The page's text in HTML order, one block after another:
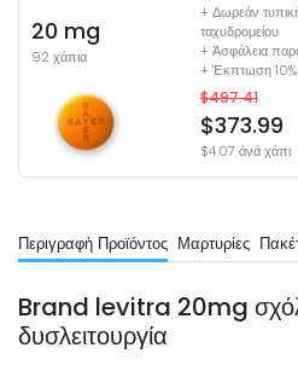
20 mg
92 χάπια
+ Δωρεάν
ταχυδρομείου
+ Ἀσφάλεια
+ Έκπτωση 10%
$497.41
$373.99
$4.07 ἀνά χάπι
Περιγραφὴ Προϊόντος Μαρτυρίες
Brand levitra 20mg
δυσλειτουργία